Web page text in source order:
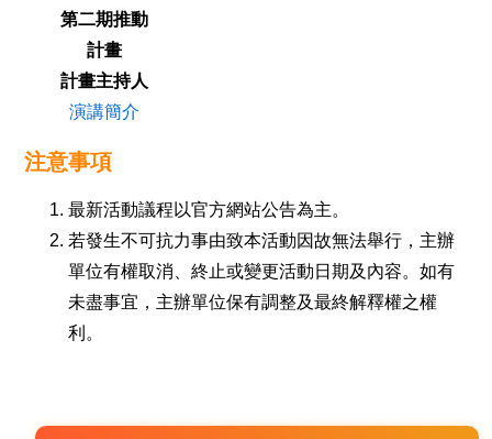
第二期推動
計畫
計畫主持人
演講簡介
注意事項
最新活動議程以官方網站公告為主。
若發生不可抗力事由致本活動因故無法舉行，主辦
單位有權取消、終止或變更活動日期及內容。如有
未盡事宜，主辦單位保有調整及最終解釋權之權
利。